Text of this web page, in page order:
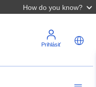
How do you know?
Prihlásiť